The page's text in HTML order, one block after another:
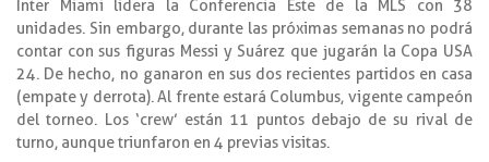
Inter Miami lidera la Conferencia Este de la MLS con 38
unidades. Sin embargo, durante las próximas semanas no podrá
contar con sus figuras Messi y Suárez que jugarán la Copa USA
24. De hecho, no ganaron en sus dos recientes partidos en casa
(empate y derrota). Al frente estará Columbus, vigente campeón
del torneo. Los ‘crew’ están 11 puntos debajo de su rival de
turno, aunque triunfaron en 4 previas visitas.